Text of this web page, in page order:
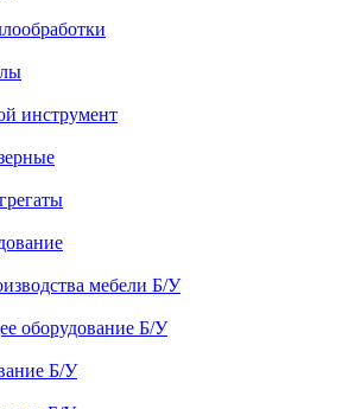
инструмент
мебели Б/У
оборудование Б/У
Б/У